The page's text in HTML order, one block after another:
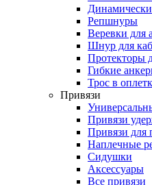
Репшнуры
Веревки для
Шнур для
Протекторы
Гибкие
Трос в
Привязи
Привязи
Привязи для
Наплечные
Сидушки
Аксессуары
Все привязи